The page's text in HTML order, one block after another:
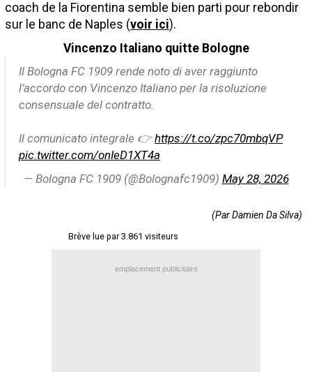
coach de la Fiorentina semble bien parti pour rebondir
sur le banc de Naples (voir ici).
Vincenzo Italiano quitte Bologne
Il Bologna FC 1909 rende noto di aver raggiunto
l’accordo con Vincenzo Italiano per la risoluzione
consensuale del contratto.
Il comunicato integrale 👉https://t.co/zpc70mbqVP
pic.twitter.com/onIeD1XT4a
— Bologna FC 1909 (@Bolognafc1909) May 28, 2026
(Par Damien Da Silva)
Brève lue par 3.861 visiteurs
emplacement publicitaire
Vidéos
Taille de la police
Paramètrages / Options
Contact / Signaler un bug
Recrutement Maxifoot